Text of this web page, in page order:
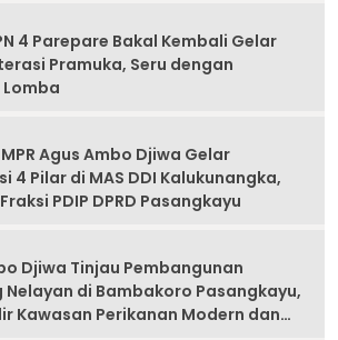
4 Parepare Bakal Kembali Gelar
Pramuka, Seru dengan
Agus Ambo Djiwa Gelar
4 Pilar di MAS DDI Kalukunangka,
PDIP DPRD Pasangkayu
Djiwa Tinjau Pembangunan
Nelayan di Bambakoro Pasangkayu,
Kawasan Perikanan Modern dan